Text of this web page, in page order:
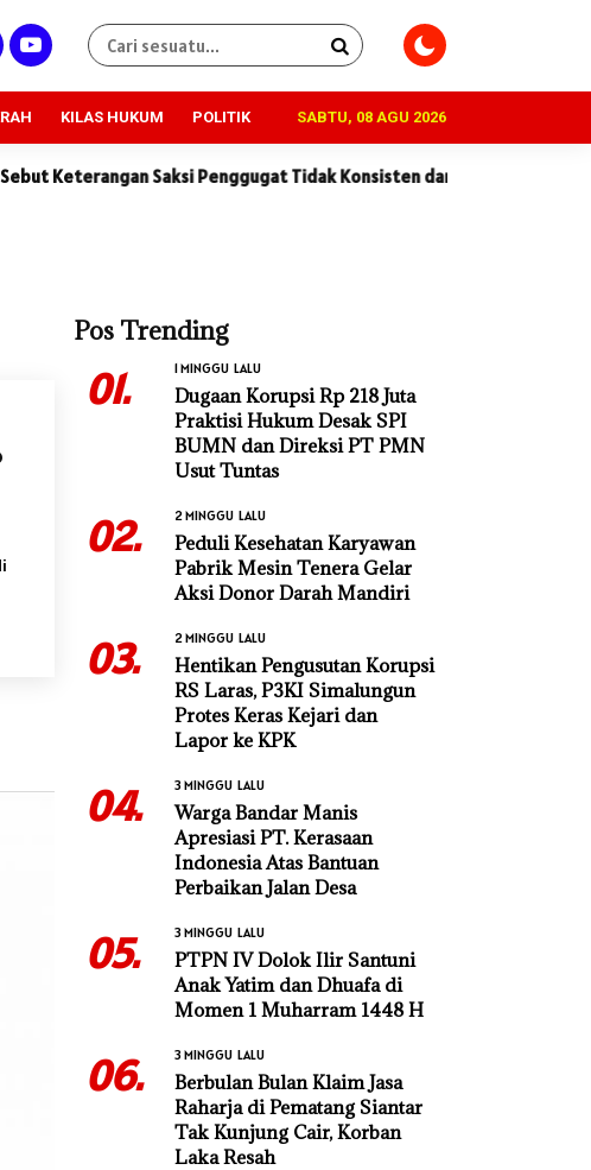
KILAS HUKUM POLITIK SABTU, 08 AGU 2026
Saksi Penggugat Tidak Konsisten dan Penuh Kontradiksi
Pos Trending
01. 1 MINGGU LALU
Dugaan Korupsi Rp 218 Juta
Praktisi Hukum Desak SPI
BUMN dan Direksi PT PMN
Usut Tuntas
02. 2 MINGGU LALU
Peduli Kesehatan Karyawan
Pabrik Mesin Tenera Gelar
Aksi Donor Darah Mandiri
03. 2 MINGGU LALU
Hentikan Pengusutan Korupsi
RS Laras, P3KI Simalungun
Protes Keras Kejari dan
Lapor ke KPK
04. 3 MINGGU LALU
Warga Bandar Manis
Apresiasi PT. Kerasaan
Indonesia Atas Bantuan
Perbaikan Jalan Desa
05. 3 MINGGU LALU
PTPN IV Dolok Ilir Santuni
Anak Yatim dan Dhuafa di
Momen 1 Muharram 1448 H
06. 3 MINGGU LALU
Berbulan Bulan Klaim Jasa
Raharja di Pematang Siantar
Tak Kunjung Cair, Korban
Laka Resah